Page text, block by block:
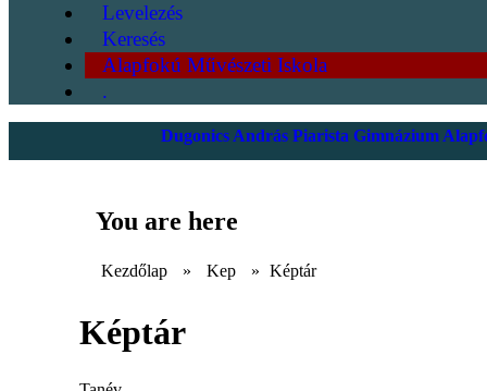
Levelezés
Keresés
Alapfokú Művészeti Iskola
.
Dugonics András Piarista Gimnázium
You are here
Kezdőlap » Kep » Képtár
Képtár